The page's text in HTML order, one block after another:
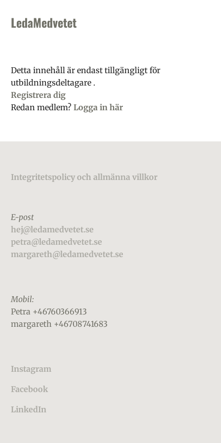
primary
main
footer
LedaMedvetet
Detta innehåll är endast tillgängligt för
utbildningsdeltagare .
Registrera dig
Redan medlem?Logga in här
Footer
Integritetspolicy och allmänna villkor
E-post
hej@ledamedvetet.se
petra@ledamedvetet.se
margareth@ledamedvetet.se
Mobil:
Petra +46760366913
margareth +46708741683
Instagram
Facebook
LinkedIn